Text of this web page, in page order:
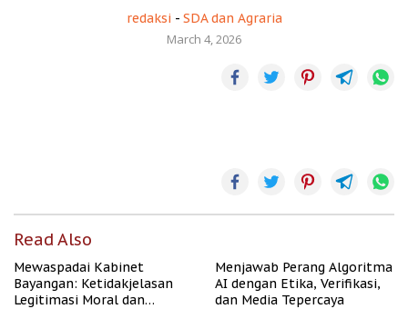
redaksi - SDA dan Agraria
March 4, 2026
Read Also
Mewaspadai Kabinet
Bayangan: Ketidakjelasan
Legitimasi Moral dan
Menjawab Perang Algoritma
AI dengan Etika, Verifikasi,
dan Media Tepercaya